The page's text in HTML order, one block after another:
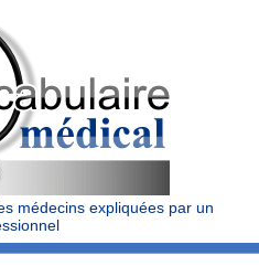
médecins expliquées par un